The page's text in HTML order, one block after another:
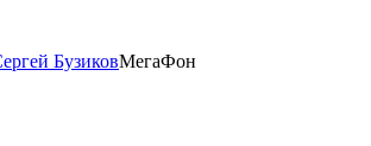
БузиковМегаФон